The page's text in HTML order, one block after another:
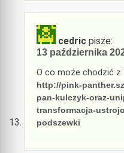
cedric pisze:
13 października
O co może chodzić z
http://pink-
pan-kulczyk-oraz-
transformacja-
podszewki